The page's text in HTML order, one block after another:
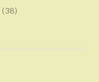
(38)